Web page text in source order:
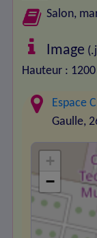
Salon,
Image
Hauteur :
Espace
Gaulle,
+
−